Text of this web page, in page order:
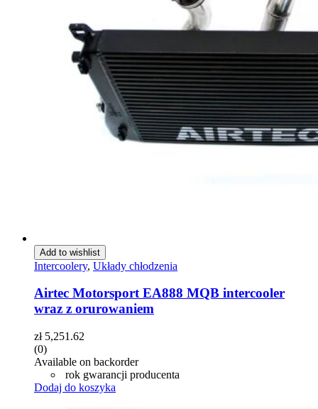
Add to wishlist
Intercoolery, Układy chłodzenia
Airtec Motorsport EA888 MQB intercooler
wraz z orurowaniem
zł5,251.62
(0)
Available on backorder
rok gwarancji producenta
Dodaj do koszyka